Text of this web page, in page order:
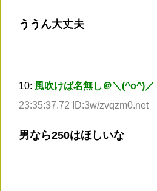
ううん大丈夫
10: 風吹けば名無し＠＼(^o^)／
23:35:37.72 ID:3w/zvqzm0.net
男なら250はほしいな